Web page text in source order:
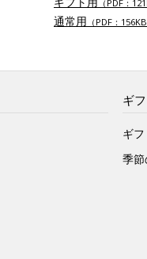
（PDF：
通常用 （PDF：156KB
ギ
ギ
季